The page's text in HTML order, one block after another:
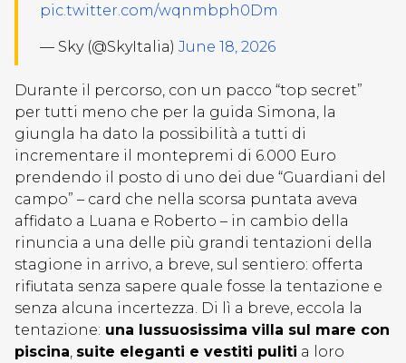
pic.twitter.com/wqnmbph0Dm
— Sky (@SkyItalia) June 18, 2026
Durante il percorso, con un pacco “top secret”
per tutti meno che per la guida Simona, la
giungla ha dato la possibilità a tutti di
incrementare il montepremi di 6.000 Euro
prendendo il posto di uno dei due “Guardiani del
campo” – card che nella scorsa puntata aveva
affidato a Luana e Roberto – in cambio della
rinuncia a una delle più grandi tentazioni della
stagione in arrivo, a breve, sul sentiero: offerta
rifiutata senza sapere quale fosse la tentazione e
senza alcuna incertezza. Di lì a breve, eccola la
tentazione: una lussuosissima villa sul mare con
piscina, suite eleganti e vestiti puliti a loro